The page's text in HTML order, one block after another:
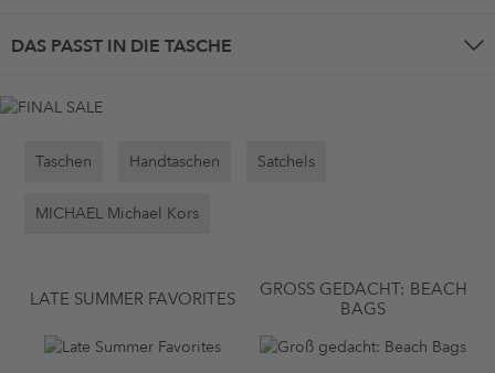
DAS PASST IN DIE TASCHE
Taschen Handtaschen Satchels
MICHAEL Michael Kors
LATE SUMMER FAVORITES
GROSS GEDACHT: BEACH B
AGS